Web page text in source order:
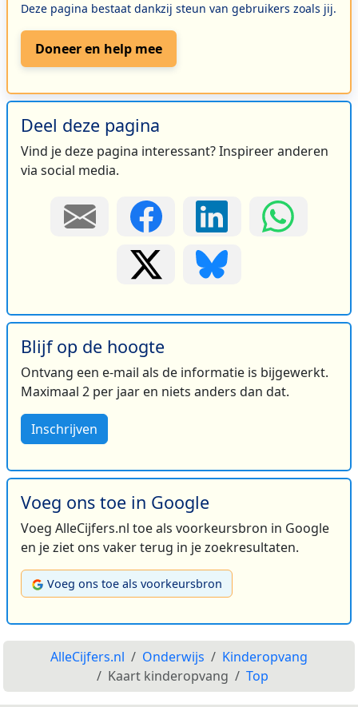
Deze pagina bestaat dankzij steun van gebruikers zoals jij.
Doneer en help mee
Deel deze pagina
Vind je deze pagina interessant? Inspireer anderen
via social media.
Blijf op de hoogte
Ontvang een e-mail als de informatie is bijgewerkt.
Maximaal 2 per jaar en niets anders dan dat.
Inschrijven
Voeg ons toe in Google
Voeg AlleCijfers.nl toe als voorkeursbron in Google
en je ziet ons vaker terug in je zoekresultaten.
Voeg ons toe als voorkeursbron
AlleCijfers.nl Onderwijs
Kinderopvang
Kaart kinderopvang
Top